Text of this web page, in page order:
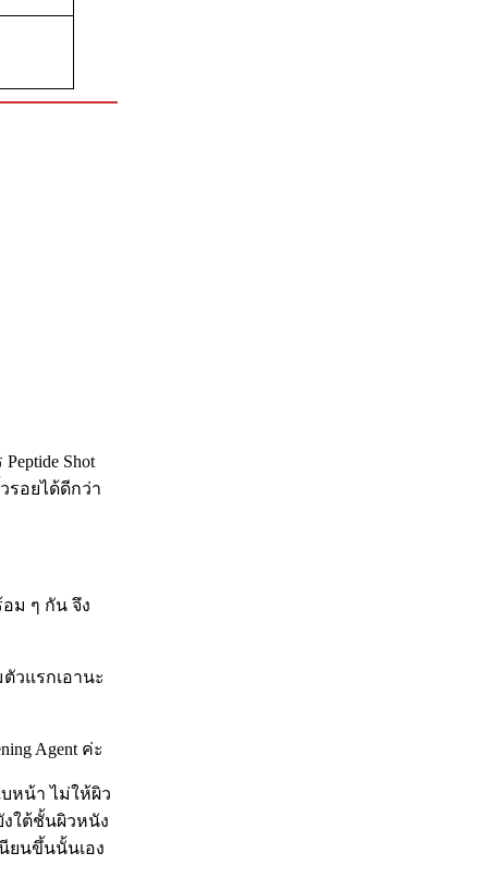
Shot
รอยได้ดีกว่า
ม ๆ กัน จึง
วแรกเอานะ
Agent ค่ะ
หน้า ไม่ให้ผิว
ใต้ชั้นผิวหนัง
ยนขึ้นนั้นเอง